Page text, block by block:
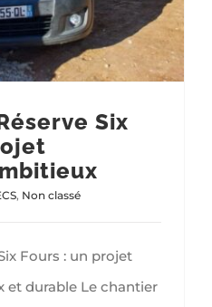
Six
, Non classé
Fours : un projet
durable Le chantier